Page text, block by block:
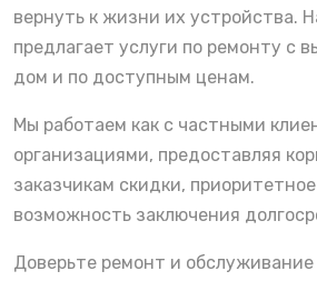
вернуть к жизни их устройства.
предлагает услуги по ремонту с
дом и по доступным ценам.
Мы работаем как с частными
организациями, предоставляя
заказчикам скидки,
возможность заключения
Доверьте ремонт и